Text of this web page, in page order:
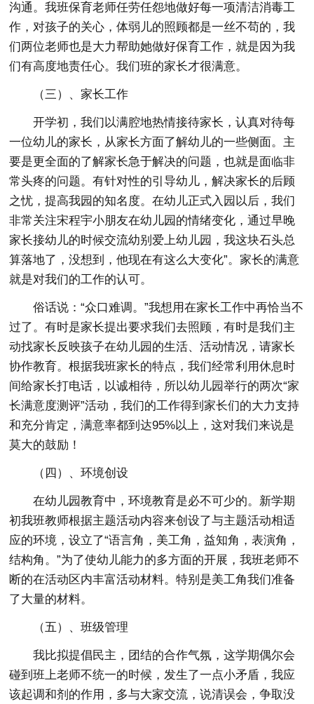
沟通。我班保育老师任劳任怨地做好每一项清洁消毒工
作，对孩子的关心，体弱儿的照顾都是一丝不苟的，我
们两位老师也是大力帮助她做好保育工作，就是因为我
们有高度地责任心。我们班的家长才很满意。
（三）、家长工作
开学初，我们以满腔地热情接待家长，认真对待每
一位幼儿的家长，从家长方面了解幼儿的一些侧面。主
要是更全面的了解家长急于解决的问题，也就是面临非
常头疼的问题。有针对性的引导幼儿，解决家长的后顾
之忧，提高我园的知名度。在幼儿正式入园以后，我们
非常关注宋程宇小朋友在幼儿园的情绪变化，通过早晚
家长接幼儿的时候交流幼别爱上幼儿园，我这块石头总
算落地了，没想到，他现在有这么大变化”。家长的满意
就是对我们的工作的认可。
俗话说：“众口难调。”我想用在家长工作中再恰当不
过了。有时是家长提出要求我们去照顾，有时是我们主
动找家长反映孩子在幼儿园的生活、活动情况，请家长
协作教育。根据我班家长的特点，我们经常利用休息时
间给家长打电话，以诚相待，所以幼儿园举行的两次“家
长满意度测评”活动，我们的工作得到家长们的大力支持
和充分肯定，满意率都到达95%以上，这对我们来说是
莫大的鼓励！
（四）、环境创设
在幼儿园教育中，环境教育是必不可少的。新学期
初我班教师根据主题活动内容来创设了与主题活动相适
应的环境，设立了“语言角，美工角，益知角，表演角，
结构角。”为了使幼儿能力的多方面的开展，我班老师不
断的在活动区内丰富活动材料。特别是美工角我们准备
了大量的材料。
（五）、班级管理
我比拟提倡民主，团结的合作气氛，这学期偶尔会
碰到班上老师不统一的时候，发生了一点小矛盾，我应
该起调和剂的作用，多与大家交流，说清误会，争取没